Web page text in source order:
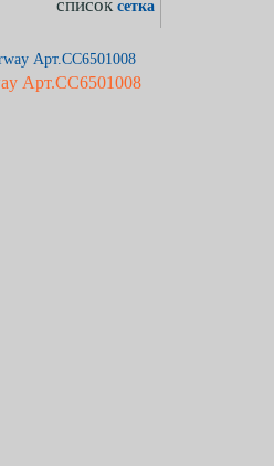
список сетка
Арт.CC6501008